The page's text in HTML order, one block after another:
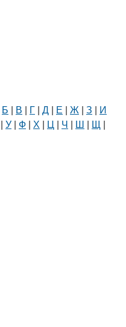
Б В Г Д Е Ж З
И
У Ф Х Ц Ч Ш Щ